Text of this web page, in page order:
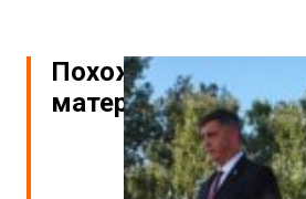
Похожие
материалы